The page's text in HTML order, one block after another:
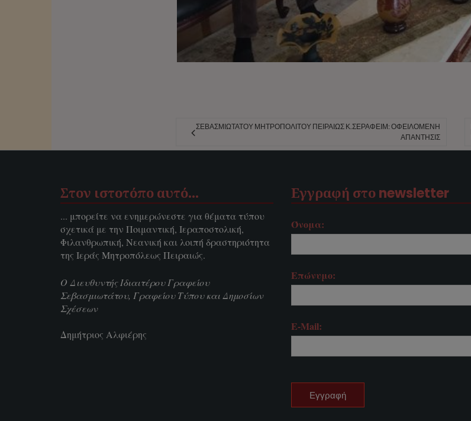
ΣΕΒΑΣΜΙΩΤΆΤΟΥ ΜΗΤΡΟΠΟΛΊΤΟΥ ΠΕΙΡΑΙΏΣ Κ.ΣΕΡΑΦΕΊΜ: ΟΦΕΙΛΟΜΕΝΗ
ΑΠΑΝΤΗΣΙΣ
Στον ιστοτόπο αυτό…
... μπορείτε να ενημερώνεστε για θέματα τύπου
σχετικά με την Ποιμαντική, Ιεραποστολική,
Φιλανθρωπική, Νεανική και λοιπή δραστηριότητα
της Ιεράς Μητροπόλεως Πειραιώς.
Ο Διευθυντής Ιδιαιτέρου Γραφείου
Σεβασμιωτάτου, Γραφείου Τύπου και Δημοσίων
Σχέσεων
Δημήτριος Αλφιέρης
Εγγραφή στο newsletter
Όνομα:
Επώνυμο:
E-Mail: